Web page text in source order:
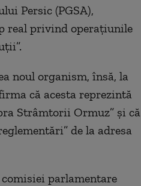
Persic (PGSA),
real privind operațiunile
noul organism, însă, la
că acesta reprezintă
Strâmtorii Ormuz” și că
de la adresa
parlamentare